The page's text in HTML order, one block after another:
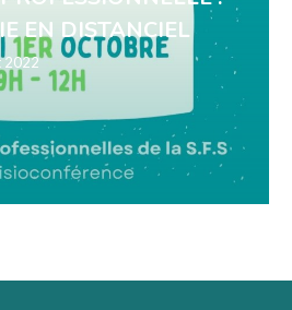
EN DISTANCIEL
2022